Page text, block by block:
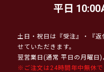
平日
土日・祝日は『受注』・『
せていただきます。
翌営業日(通常 平日の月曜日)
※ご注文は24時間年中無休で